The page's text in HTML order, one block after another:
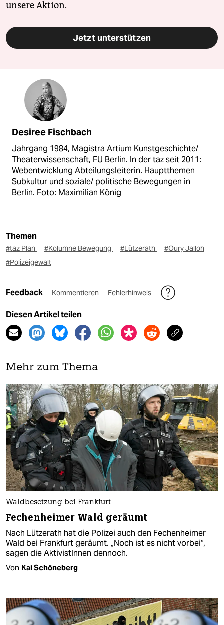
unsere Aktion.
Jetzt unterstützen
Desiree Fischbach
Jahrgang 1984, Magistra Artium Kunstgeschichte/
Theaterwissenschaft, FU Berlin. In der taz seit 2011:
Webentwicklung Abteilungsleiterin. Hauptthemen
Subkultur und soziale/ politische Bewegungen in
Berlin. Foto: Maximilian König
Themen
#taz Plan #Kolumne Bewegung #Lützerath
#Oury Jalloh
#Polizeigewalt
Feedback Kommentieren Fehlerhinweis
Diesen Artikel teilen
Mehr zum Thema
Waldbesetzung bei Frankfurt
Fechenheimer Wald geräumt
Nach Lützerath hat die Polizei auch den Fechenheimer
Wald bei Frankfurt geräumt. „Noch ist es nicht vorbei“,
sagen die AktivistInnen dennoch.
Von Kai Schöneberg